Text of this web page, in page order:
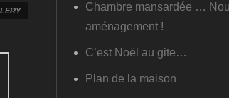
Chambre mansardée …
aménagement !
C’est Noël au gite…
Plan de la maison